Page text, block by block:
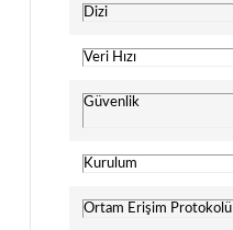
Dizi
Veri Hızı
Güvenlik
Kurulum
Ortam Erişim Protokolü